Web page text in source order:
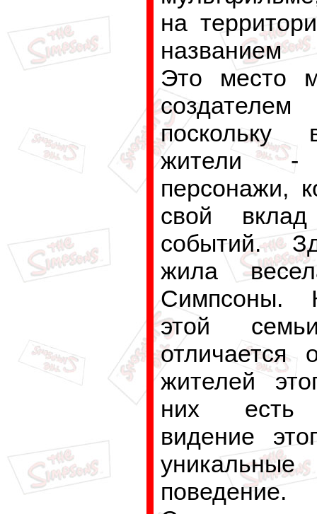
на
названием
Это место
поскольку
жители -
персонажи,
свой
событий.
жила
Симпсоны.
этой
отличается
жителей
них есть
видение